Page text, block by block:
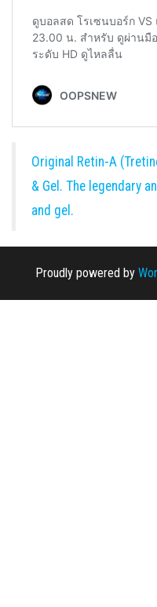
Original Retin-A
& Gel. The legendary
and gel.
Proudly powered by